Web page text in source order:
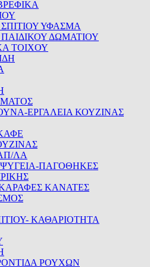
ΥΦΑΣΜΑ
ΔΩΜΑΤΙΟΥ
ΤΟΙΧΟΥ
ΕΡΓΑΛΕΙΑ ΚΟΥΖΙΝΑΣ
ΛΑ
ΨΥΓΕΙΑ-ΠΑΓΟΘΗΚΕΣ
ΚΑΝΑΤΕΣ
ΚΑΘΑΡΙΟΤΗΤΑ
ΡΟΥΧΩΝ